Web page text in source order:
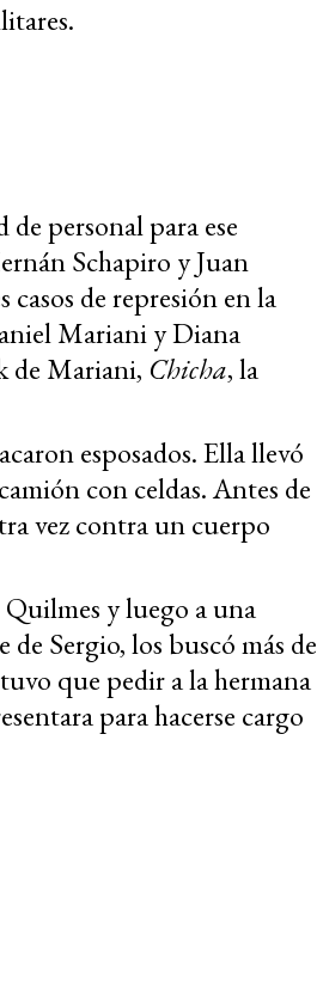
personal para ese
Schapiro y Juan
de represión en la
Mariani y Diana
de Mariani, Chicha, la
esposados. Ella llevó
con celdas. Antes de
vez contra un cuerpo
y luego a una
Sergio, los buscó más de
que pedir a la hermana
para hacerse cargo